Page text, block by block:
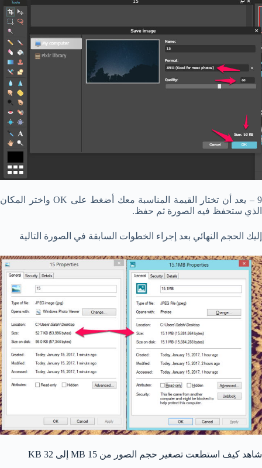
9 – يعد أن تختار القيمة المناسبة معك أضغط على OK واختر المكان
الذي ستحفظ فيه الصورة ثم حفظ.
إليك الحجم النهائي بعد إجراء الخطوات السابقة في الصورة التالية
شاهد كيف استطعت تصغير حجم الصور من 15 MB إلى 32 KB